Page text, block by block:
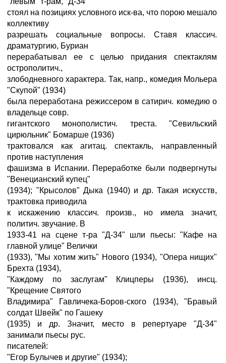
стоял на позициях условного иск-ва, что порою мешало
коллективу
разрешать социальные вопросы. Ставя классич.
драматургию, Буриан
перерабатывал ее с целью придания спектаклям
острополитич.,
злободневного характера. Так, напр., комедия Мольера
"Скупой" (1934)
была переработана режиссером в сатирич. комедию о
владельце совр.
гигантского монополистич. треста. "Севильский
цирюльник" Бомарше (1936)
трактовался как агитац. спектакль, направленный
против наступления
фашизма в Испании. Переработке были подвергнуты
"Венецианский купец"
(1934); "Крысолов" Дыка (1940) и др. Такая искусств,
трактовка приводила
к искажению классич. произв., но имела значит,
политич. звучание. В
1933-41 на сцене т-ра "Д-34" шли пьесы: "Кафе на
главной улице" Велички
(1933), "Мы хотим жить" Нового (1934), "Опера нищих"
Брехта (1934),
"Каждому по заслугам" Клицперы (1936), инсц.
"Крещение Святого
Владимира" Гавличека-Боров-ского (1934), "Бравый
солдат Швейк" по Гашеку
(1935) и др. Значит, место в репертуаре "Д-34"
занимали пьесы рус.
писателей:
"Егор Булычев и другие" (1934);